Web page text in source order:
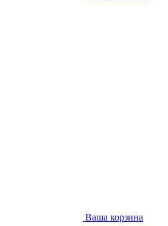
Ваша корзина